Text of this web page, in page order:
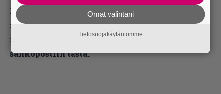
Lue myös:
Tilaa Infernon uutiskirje ja tiedät
mistä kahvitauolla puhutaan! Nappaa raskaan
musiikin uutiset ja puheenaiheet suoraan
sähköpostiin tästä.
Omat valintani
Tietosuojakäytäntömme